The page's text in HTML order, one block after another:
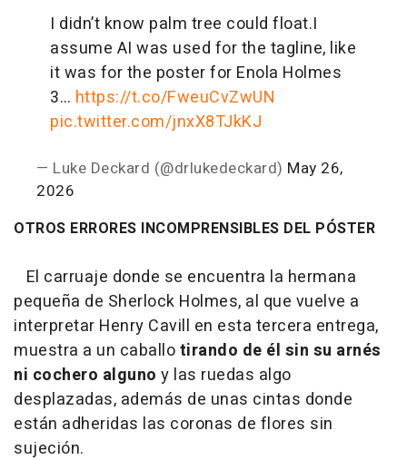
I didn’t know palm tree could float.I
assume AI was used for the tagline, like
it was for the poster for Enola Holmes
3… https://t.co/FweuCvZwUN
pic.twitter.com/jnxX8TJkKJ
— Luke Deckard (@drlukedeckard) May 26,
2026
OTROS ERRORES INCOMPRENSIBLES DEL PÓSTER
El carruaje donde se encuentra la hermana
pequeña de Sherlock Holmes, al que vuelve a
interpretar Henry Cavill en esta tercera entrega,
muestra a un caballotirando de él sin su arnés
ni cochero alguno y las ruedas algo
desplazadas, además de unas cintas donde
están adheridas las coronas de flores sin
sujeción.